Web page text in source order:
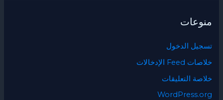
منوعات
تسجيل الدخول
خلاصات Feed الإدخالات
خلاصة التعليقات
WordPress.org